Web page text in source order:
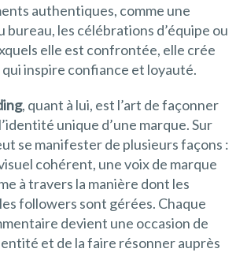
authentiques, comme une
bureau, les célébrations d’équipe ou
elle est confrontée, elle crée
inspire confiance et loyauté.
, quant à lui, est l’art de façonner
unique d’une marque. Sur
se manifester de plusieurs façons :
cohérent, une voix de marque
à travers la manière dont les
followers sont gérées. Chaque
devient une occasion de
et de la faire résonner auprès